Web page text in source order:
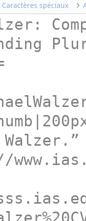
Caractères spéciaux